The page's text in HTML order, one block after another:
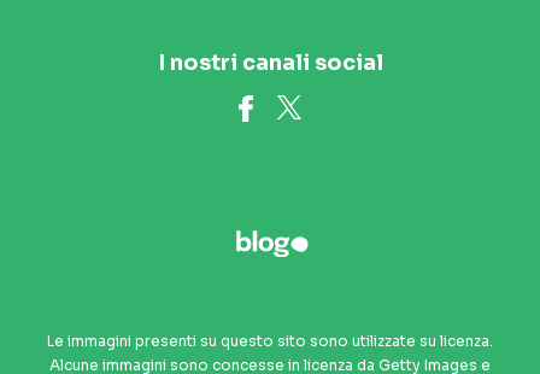
I nostri canali social
Le immagini presenti su questo sito sono utilizzate su licenza.
Alcune immagini sono concesse in licenza da Getty Images e